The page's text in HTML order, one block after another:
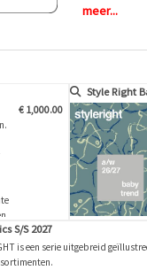
eigen
>>
meer...
€ 1,000.00
Style Right
S/S 2027
is een serie uitgebreid